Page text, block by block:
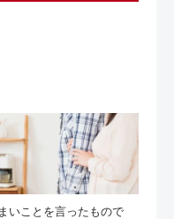
いことを言ったもので